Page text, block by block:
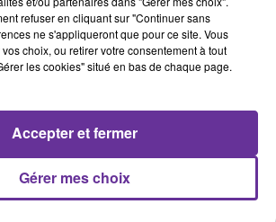
فصل العشر الاوائل من شهر ذي الحجة مع
refuser en cliquant sur "Continuer sans
ne s'appliqueront que pour ce site. Vous
choix, ou retirer votre consentement à tout
les cookies" situé en bas de chaque page.
Gérer mes choix
Accepter et fermer